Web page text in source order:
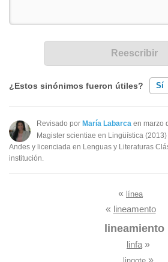
¿Estos sinónimos fueron útiles? Sí
Existen sinónimos incorrectos
Ninguno de los sinónimos
Revisado por María Labarca en marzo
Magister scientiae en Lingüística
Andes y licenciada en Lenguas y Literaturas
institución.
« línea
« lineamento
lineamiento
linfa »
»